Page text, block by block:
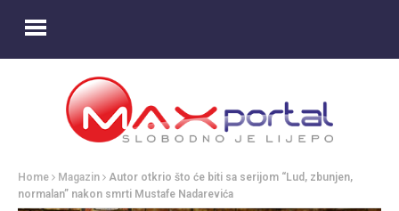
Home Magazin
Autor otkrio što će biti sa serijom “Lud, zbunjen,
normalan” nakon smrti Mustafe Nadarevića